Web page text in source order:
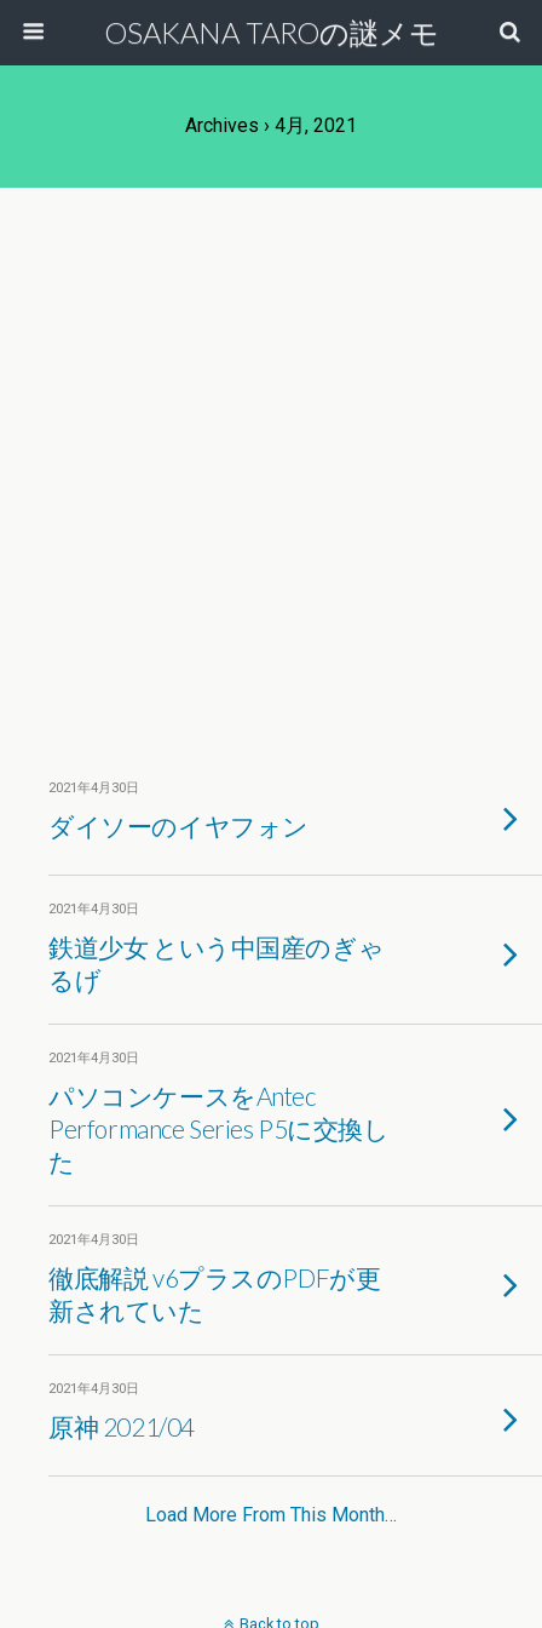
OSAKANA TAROの謎メモ
Archives › 4月, 2021
2021年4月30日
ダイソーのイヤフォン
2021年4月30日
鉄道少女 という中国産のぎゃ
るげ
2021年4月30日
パソコンケースをAntec
Performance Series P5に交換し
た
2021年4月30日
徹底解説 v6プラスのPDFが更
新されていた
2021年4月30日
原神 2021/04
Load More From This Month…
Back to top